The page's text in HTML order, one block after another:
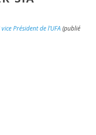
Président de l’UFA (publié